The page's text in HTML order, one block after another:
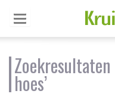
hoes’